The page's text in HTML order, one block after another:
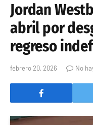
Jordan
abril por
regreso
febrero 20, 2026 No